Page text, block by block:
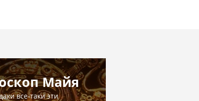
Майя
все-таки эти